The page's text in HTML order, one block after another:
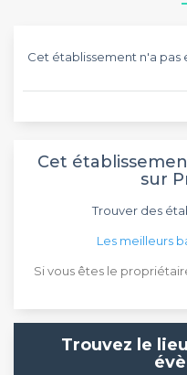
Cet établissement n'a pas
Cet
sur
Trouver des
Les meilleurs
Si vous êtes le
Trouvez le